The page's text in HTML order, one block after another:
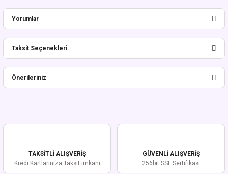
Yorumlar
Bu ürüne ilk yorumu siz yapın!
Taksit Seçenekleri
Önerileriniz
Ürün resmi kalitesiz, bozuk veya görüntülenemiyor.
TAKSİTLİ ALIŞVERİŞ
Kredi Kartlarınıza Taksit imkanı
GÜVENLİ ALIŞVERİŞ
256bit SSL Sertifikası